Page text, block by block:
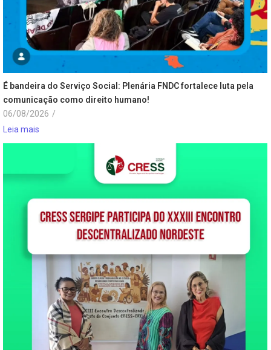
É bandeira do Serviço Social: Plenária FNDC fortalece luta pela
comunicação como direito humano!
06/08/2026 /
Leia mais